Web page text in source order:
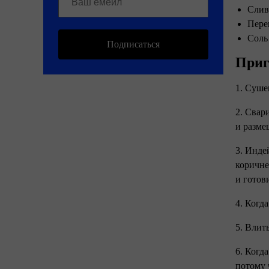
Подписаться
1.
2.
и
3.
и
4.
5.
6.
потому